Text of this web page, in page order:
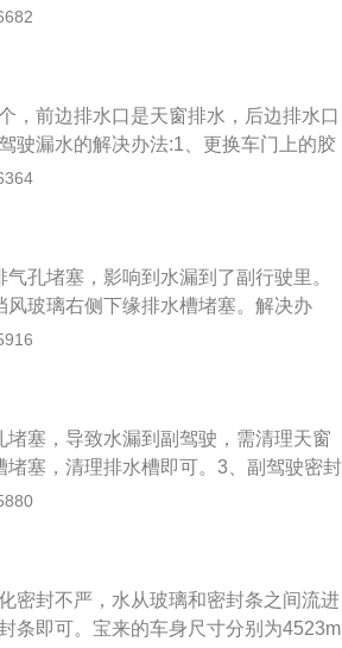
水膜粘合不严遇到大雨，车内就会进
般为烧机油；排气管冒白烟，一般为燃
。2、气味异常。刹车片和离合器片的
的特殊臭味，电气系统导线烧毁的焦蝴
。
，前边排水口是天窗排水，后边排水口
驶漏水的解决办法:1、更换车门上的胶
条使用橡胶制品，时间会发生断裂或变
车内装饰材料地胶吸水性强，应拆除地
驾驶室的积水容易夹杂一些污垢泥
下来晾晒清理。4、若车内进水严重，
部分发霉变质。需要去专业修理场，拆
孔堵塞，影响到水漏到了副行驶里。
玻璃右侧下缘排水槽堵塞。解决办
影响到密封效果失效。解决办法：更
或6挡手自一体变速器。最大马力113
直列4缸涡轮增压发动机，匹配7挡双
矩为250N·m。
塞，导致水漏到副驾驶，需清理天窗
塞，清理排水槽即可。3、副驾驶密封
驶密封条。 以下是宝来汽车的资料:大众
宝来一共搭载两款发动机，一款为1.5
压发动机。
密封不严，水从玻璃和密封条之间流进
条即可。宝来的车身尺寸分别为4523m